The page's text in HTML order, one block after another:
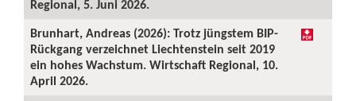
Regional, 5. Juni 2026.
Brunhart, Andreas (2026): Trotz jüngstem BIP-
Rückgang verzeichnet Liechtenstein seit 2019
ein hohes Wachstum. Wirtschaft Regional, 10.
April 2026.